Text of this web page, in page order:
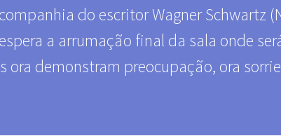
do escritor Wagner
a arrumação final da sala onde
ora demonstram preocupação, ora